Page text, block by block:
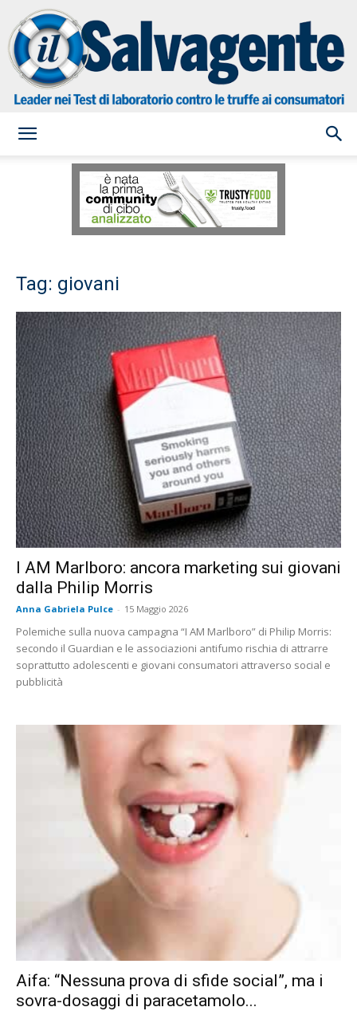
Salvagente
Tag: giovani
I AM Marlboro: ancora marketing sui giovani
dalla Philip Morris
Anna Gabriela Pulce - 15 Maggio 2026
Polemiche sulla nuova campagna “I AM Marlboro” di Philip Morris:
secondo il Guardian e le associazioni antifumo rischia di attrarre
soprattutto adolescenti e giovani consumatori attraverso social e
pubblicità
Aifa: “Nessuna prova di sfide social”, ma i
sovra-dosaggi di paracetamolo...